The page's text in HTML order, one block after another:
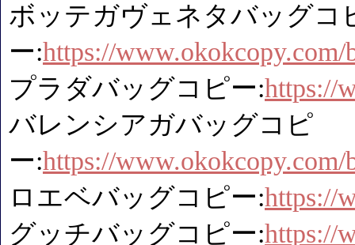
ボッテガヴェネタバッグコ
ー:https://www.okokcopy.com/
プラダバッグコピー:https://
バレンシアガバッグコピ
ー:https://www.okokcopy.com/
ロエベバッグコピー:https://
グッチバッグコピー:https://